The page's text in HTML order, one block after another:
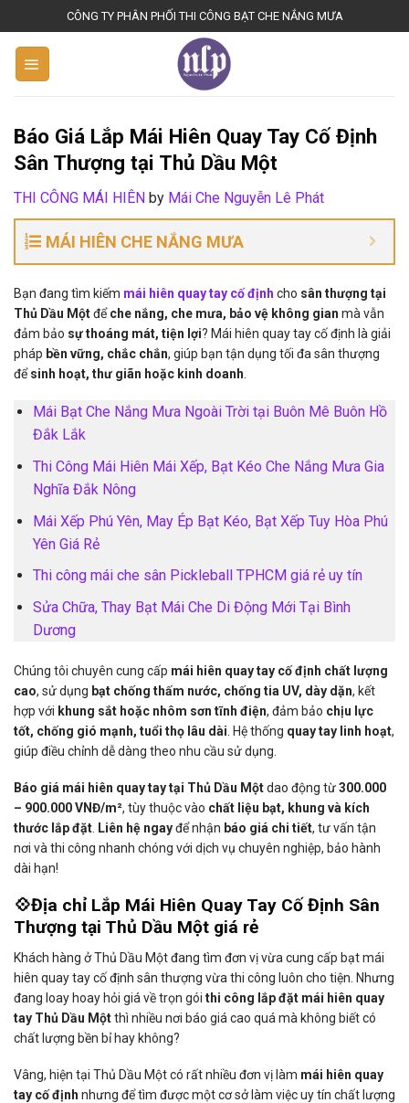
k
CÔNG TY PHÂN PHỐI THI CÔNG BẠT CHE NẮNG MƯA
Báo Giá Lắp Mái Hiên Quay Tay Cố Định
Sân Thượng tại Thủ Dầu Một
THI CÔNG MÁI HIÊN by Mái Che Nguyễn Lê Phát
MÁI HIÊN CHE NẮNG MƯA
Bạn đang tìm kiếm mái hiên quay tay cố định cho sân thượng tại
Thủ Dầu Mộtđểche nắng, che mưa, bảo vệ không gian mà vẫn
đảm bảo sự thoáng mát, tiện lợi? Mái hiên quay tay cố định là giải
pháp bền vững, chắc chắn, giúp bạn tận dụng tối đa sân thượng
đểsinh hoạt, thư giãn hoặc kinh doanh
Mái Bạt Che Nắng Mưa Ngoài Trời tại Buôn Mê Buôn Hồ
Đắk Lắk
Thi Công Mái Hiên Mái Xếp, Bạt Kéo Che Nắng Mưa Gia
Nghĩa Đắk Nông
Mái Xếp Phú Yên, May Ép Bạt Kéo, Bạt Xếp Tuy Hòa Phú
Yên Giá Rẻ
Thi công mái che sân Pickleball TPHCM giá rẻ uy tín
Sửa Chữa, Thay Bạt Mái Che Di Động Mới Tại Bình
Dương
Chúng tôi chuyên cung cấp mái hiên quay tay cố định chất lượng
cao, sử dụng bạt chống thấm nước, chống tia UV, dày dặn, kết
hợp với khung sắt hoặc nhôm sơn tĩnh điện, đảm bảo chịu lực
tốt, chống gió mạnh, tuổi thọ lâu dài . Hệ thống quay tay linh hoạt,
giúp điều chỉnh dễ dàng theo nhu cầu sử dụng.
Báo giá mái hiên quay tay tại Thủ Dầu Mộtdao động từ300.000
– 900.000 VNĐ/m², tùy thuộc vào chất liệu bạt, khung và kích
thước lắp đặt Liên hệ ngayđể nhận báo giá chi tiết, tư vấn tận
nơi và thi công nhanh chóng với dịch vụ chuyên nghiệp, bảo hành
dài hạn!
💠Địa chỉ Lắp Mái Hiên Quay Tay Cố Định Sân
Thượng tại Thủ Dầu Một giá rẻ
Khách hàng ở Thủ Dầu Một đang tìm đơn vị vừa cung cấp bạt mái
hiên quay tay cố định sân thượng vừa thi công luôn cho tiện. Nhưng
đang loay hoay hỏi giá về trọn gói thi công lắp đặt mái hiên quay
tay Thủ Dầu Mộtthì nhiều nơi báo giá cao quá mà không biết có
chất lượng bền bỉ hay không?
Vâng, hiện tại Thủ Dầu Một có rất nhiều đơn vị làm mái hiên quay
tay cố định nhưng để tìm được một cơ sở làm việc uy tín chất lượng